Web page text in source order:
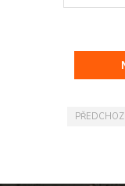
PŘEDCHOZÍ